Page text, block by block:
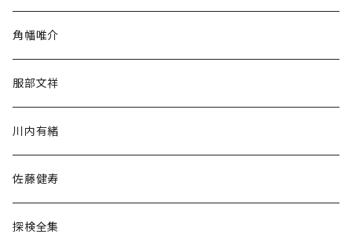
民族・風習
角幡唯介
服部文祥
川内有緒
佐藤健寿
探検全集